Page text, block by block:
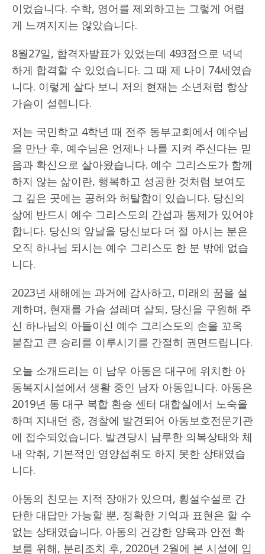
이었습니다. 수학, 영어를 제외하고는 그렇게 어렵
게 느껴지지는 않았습니다.
8월27일, 합격자발표가 있었는데 493점으로 넉넉
하게 합격할 수 있었습니다. 그 때 제 나이 74세였습
니다. 이렇게 살다 보니 저의 현재는 소년처럼 항상
가슴이 설렙니다.
저는 국민학교 4학년 때 전주 동부교회에서 예수님
을 만난 후, 예수님은 언제나 나를 지켜 주신다는 믿
음과 확신으로 살아왔습니다. 예수 그리스도가 함께
하지 않는 삶이란, 행복하고 성공한 것처럼 보여도
그 깊은 곳에는 공허와 허탈함이 있습니다. 당신의
삶에 반드시 예수 그리스도의 간섭과 통제가 있어야
합니다. 당신의 앞날을 당신보다 더 절 아시는 분은
오직 하나님 되시는 예수 그리스도 한 분 밖에 없습
니다.
2023년 새해에는 과거에 감사하고, 미래의 꿈을 설
계하며, 현재를 가슴 설레며 살되, 당신을 구원해 주
신 하나님의 아들이신 예수 그리스도의 손을 꼬옥
붙잡고 큰 승리를 이루시기를 간절히 권면드립니다.
오늘 소개드리는 이 남우 아동은 대구에 위치한 아
동복지시설에서 생활 중인 남자 아동입니다. 아동은
2019년 동 대구 복합 환승 센터 대합실에서 노숙을
하며 지내던 중, 경찰에 발견되어 아동보호전문기관
에 접수되었습니다. 발견당시 남루한 의복상태와 체
내 악취, 기본적인 영양섭취도 하지 못한 상태였습
니다.
아동의 친모는 지적 장애가 있으며, 횡설수설로 간
단한 대답만 가능할 뿐, 정확한 기억과 표현은 할 수
없는 상태였습니다. 아동의 건강한 양육과 안전 확
보를 위해, 분리조치 후, 2020년 2월에 본 시설에 입